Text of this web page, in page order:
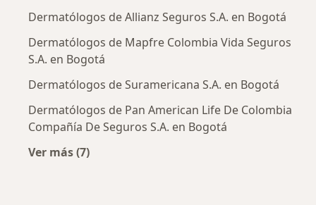
Dermatólogos de Allianz Seguros S.A. en Bogotá
Dermatólogos de Mapfre Colombia Vida Seguros
S.A. en Bogotá
Dermatólogos de Suramericana S.A. en Bogotá
Dermatólogos de Pan American Life De Colombia
Compañía De Seguros S.A. en Bogotá
Ver más (7)